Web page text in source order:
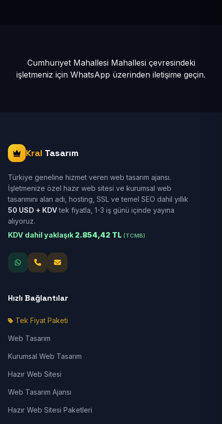
Cumhuriyet Mahallesi Mahallesi çevresindeki
işletmeniz için WhatsApp üzerinden iletişime geçin.
Kral Tasarım
Türkiye geneline hizmet veren web tasarım ajansı.
İşletmenize özel hazır web sitesi ve kurumsal web
tasarımını alan adı, hosting, SSL ve temel SEO dahil yıllık
50 USD + KDVtek fiyatla, 1-3 iş günü içinde yayına
alıyoruz.
KDV dahil yaklaşık 2.854,42 TL (TCMB)
Hızlı Bağlantılar
Tek Fiyat Paketi
Web Tasarım
Kurumsal Web Tasarım
Hazır Web Sitesi
Web Tasarım Ajansı
Hazır Web Sitesi Paketleri